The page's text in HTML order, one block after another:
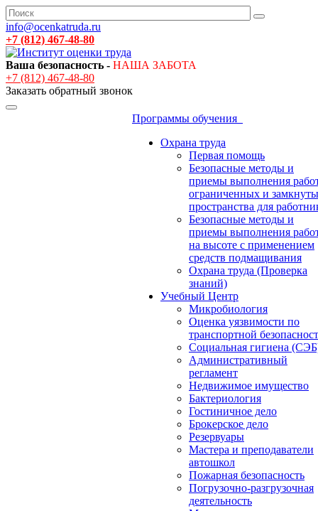
info@ocenkatruda.ru
+7 (812) 467-48-80
Ваша безопасность - НАША ЗАБОТА
+7 (812) 467-48-80
Заказать обратный звонок
Программы обучения
Охрана труда
Первая помощь
Безопасные методы и
приемы выполнения
ограниченных и
пространства для
Безопасные методы и
приемы выполнения
на высоте с применением
средств подмащивания
Охрана труда (Проверка
знаний)
Учебный Центр
Микробиология
Оценка уязвимости по
транспортной
Социальная гигиена
Административный
регламент
Недвижимое имущество
Бактериология
Гостиничное дело
Брокерское дело
Резервуары
Мастера и преподаватели
автошкол
Пожарная безопасность
Погрузочно-разгрузочная
деятельность